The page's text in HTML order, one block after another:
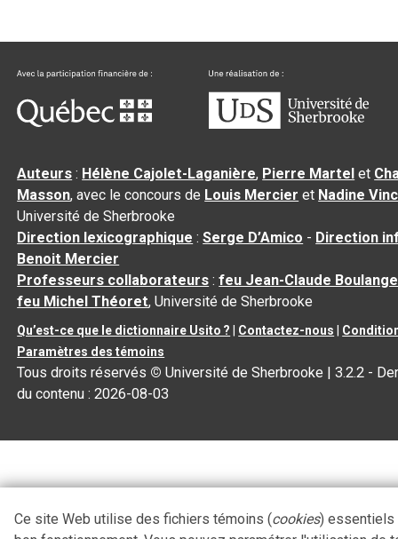
Auteurs : Hélène Cajolet-Laganière, Pierre Martel et
Masson, avec le concours de Louis Mercier et Nadine
Université de Sherbrooke
Direction lexicographique :Serge D’Amico - Direction
Benoit Mercier
Professeurs collaborateurs :feu Jean-Claude
feu Michel Théoret, Université de Sherbrooke
Qu’est-ce que le dictionnaire Usito ? Contactez-nous
Paramètres des témoins
Tous droits réservés © Université de Sherbrooke |3.2.2 -
du contenu :2026-08-03
Ce site Web utilise des fichiers témoins (cookies) essentiels